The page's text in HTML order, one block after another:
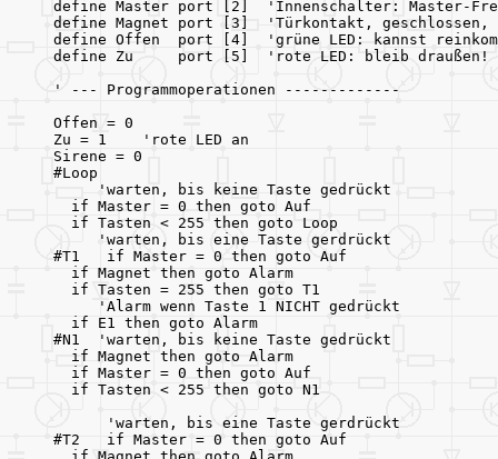
define Master port [2]  'Innenschalter: Master-
define Magnet port [3]  'Türkontakt, geschlossen,
define Offen  port [4]  'grüne LED: kannst
define Zu     port [5]  'rote LED: bleib draußen!
' --- Programmoperationen -------------
Offen = 0
Zu = 1    'rote LED an
Sirene = 0
#Loop
     'warten, bis keine Taste gedrückt
  if Master = 0 then goto Auf
  if Tasten < 255 then goto Loop
     'warten, bis eine Taste gerdrückt
#T1   if Master = 0 then goto Auf
  if Magnet then goto Alarm
  if Tasten = 255 then goto T1
     'Alarm wenn Taste 1 NICHT gedrückt
  if E1 then goto Alarm
#N1  'warten, bis keine Taste gedrückt
  if Magnet then goto Alarm
  if Master = 0 then goto Auf
  if Tasten < 255 then goto N1
      'warten, bis eine Taste gerdrückt
#T2   if Master = 0 then goto Auf